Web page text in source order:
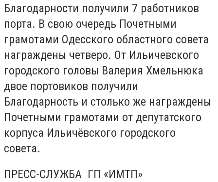
Благодарности получили 7 работников
порта. В свою очередь Почетными
грамотами Одесского областного совета
награждены четверо. От Ильичевского
городского головы Валерия Хмельнюка
двое портовиков получили
Благодарность и столько же награждены
Почетными грамотами от депутатского
корпуса Ильичёвского городского
совета.
ПРЕСС-СЛУЖБА ГП «ИМТП»